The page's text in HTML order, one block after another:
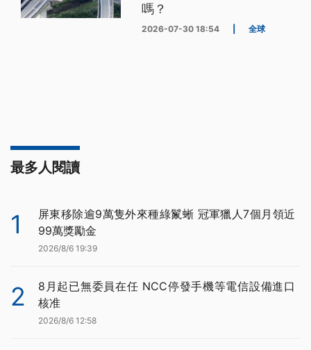
嗎？
2026-07-30 18:54 全球
最多人閱讀
1
屏東移除逾9萬隻外來種綠鬣蜥 冠軍獵人7個月領近
99萬獎勵金
2026/8/6 19:39
2
8月起已無委員在任 NCC停發手機等電信設備進口
核准
2026/8/6 12:58